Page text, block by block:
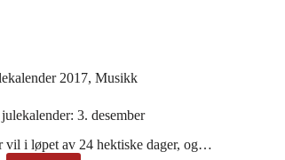
2017, Musikk
3. desember
vil i løpet av 24 hektiske dager, og…